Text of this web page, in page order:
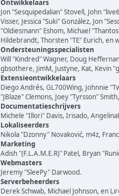
Ontwikkelaars
Jon "Sesquipedalian" Stovell, John
Visser, Jessica "Suki" González, Jon
"Oldiesmann" Eshom, Michael
Hildebrandt, Thorsten "TE" Eurich, en
Ondersteuningsspecialisten
Will "Kindred" Wagner, Doug
gbsothere, JimM, Justyne, Kat, Kevin
Extensieontwikkelaars
Diego Andrés, GL700Wing, Johnnie
"JBlaze" Clemons, Joey "Tyrsson"
Documentatieschrijvers
Michele "Illori" Davis, Irisado,
Lokaliseerders
Nikola "Dzonny" Novaković, m4z,
Marketing
Adish "(F.L.A.M.E.R)" Patel, Bryan
Webmasters
Jeremy "SleePy" Darwood.
Serverbeheerders
Derek Schwab, Michael Johnson, en